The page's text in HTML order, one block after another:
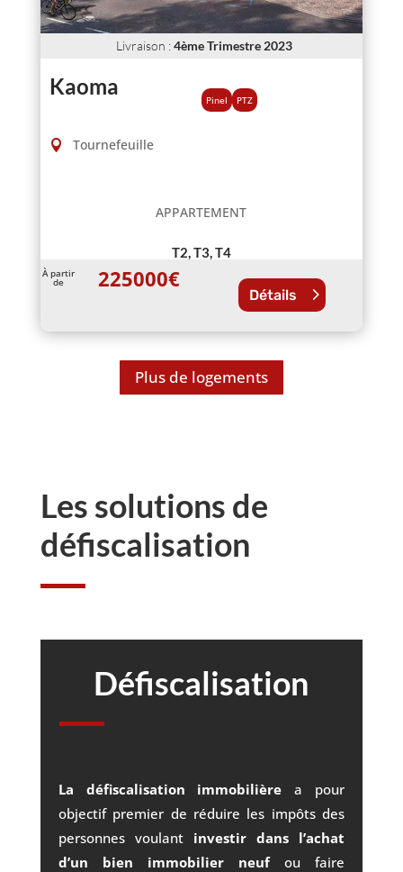
Livraison :4ème Trimestre 2023
Kaoma
Pinel PTZ
Tournefeuille
APPARTEMENT
T2, T3, T4
À partir
de 225000€
Détails
Plus de logements
Les solutions de
défiscalisation
Défiscalisation
La défiscalisation immobilière a pour
objectif premier de réduire les impôts des
personnes voulant investir dans l’achat
d’un bien immobilier neufou faire